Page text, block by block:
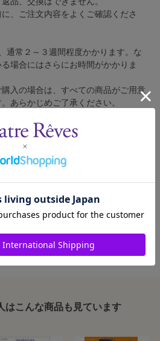
、ご注文内容をよくご確認くださ
通常２～３週間程度かかります。な
場合にはさらにお時間がかかりま
入の場合は、すべての商品がご用意
あらかじめご了承ください。
合はご入金確認後の製造となりま
おりません。
マーセンターへご連絡ください。
はこんな商品も見ています